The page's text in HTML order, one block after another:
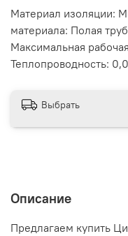
Материал изоляции:
материала: Полая
Максимальная
Теплопроводность:
Выбрать
Описание
Предлагаем купить